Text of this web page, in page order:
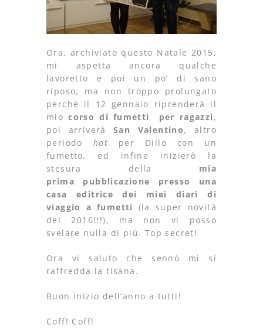
Ora, archiviato questo Natale 2015,
mi aspetta ancora qualche
lavoretto e poi un po’ di sano
riposo, ma non troppo prolungato
perché il 12 gennaio riprenderà il
miocorso di fumetti per ragazzi ,
poi arriveràSan Valentino, altro
periodo hot per Dillo con un
fumetto, ed infine inizierò la
stesura della mia
prima pubblicazione presso una
casa editrice dei miei diari di
viaggio a fumetti
(la super novità
del 2016!!!), ma non vi posso
svelare nulla di più. Top secret!
Ora vi saluto che sennò mi si
raffredda la tisana.
Buon inizio dell’anno a tutti!
Coff! Coff!